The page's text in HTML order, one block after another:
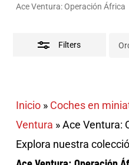
Ace Ventura: Operación África
Filters
Inicio» Coches en
Ventura »Ace Ventura:
Explora nuestra